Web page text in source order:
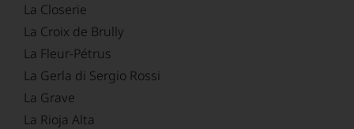
La Closerie
La Croix de Brully
La Fleur-Pétrus
La Gerla di Sergio Rossi
La Grave
La Rioja Alta